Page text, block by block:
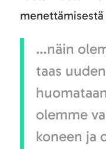
…näin
taas
olemme
koneen ja